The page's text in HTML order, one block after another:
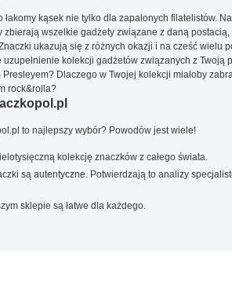
łakomy kąsek nie tylko dla zapalonych filatelistów.
zbierają wszelkie gadżety związane z daną
ukazują się z różnych okazji i na cześć wielu
kolekcji gadżetów związanych z Twoją
Dlaczego w Twojej kolekcji miałoby
rock&rolla?
to najlepszy wybór? Powodów jest wiele!
kolekcję znaczków z całego świata.
są autentyczne. Potwierdzają to analizy
sklepie są łatwe dla każdego.